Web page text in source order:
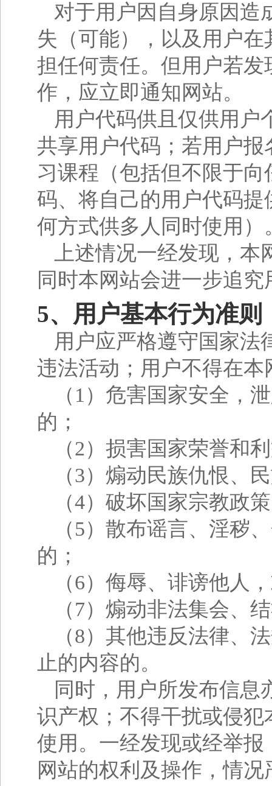
对于用户因自身原因造
失（可能），以及用户
担任何责任。但用户若
作，应立即通知网站。
用户代码供且仅供用户
共享用户代码；若用户
习课程（包括但不限于
码、将自己的用户代码
何方式供多人同时使用）
上述情况一经发现，
同时本网站会进一步追
5、用户基本行为准则
用户应严格遵守国家法
违法活动；用户不得在
（1）危害国家安全，
的；
（2）损害国家荣誉和
（3）煽动民族仇恨、
（4）破坏国家宗教政
（5）散布谣言、淫秽
的；
（6）侮辱、诽谤他人
（7）煽动非法集会、
（8）其他违反法律、
止的内容的。
同时，用户所发布信息
识产权；不得干扰或侵
使用。一经发现或经举
网站的权利及操作，情